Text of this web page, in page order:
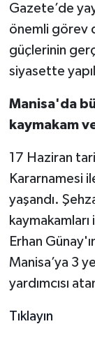
Gazete’de
önemli görev
güçlerinin
siyasette
Manisa'da
kaymakam
17 Haziran
Kararnamesi
yaşandı.
kaymakamları
Erhan
Manisa’ya 3
yardımcısı
Tıklayın